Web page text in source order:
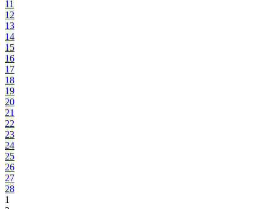
11
12
13
14
15
16
17
18
19
20
21
22
23
24
25
26
27
28
1